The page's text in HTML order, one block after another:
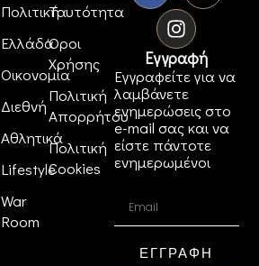
Πολιτική
Ελλάδα
Οικονομία
Διεθνή
Αθλητικά
Lifestyle
War
Room
Ταυτότητα
Όροι
Χρήσης
Πολιτική
Απορρήτου
Πολιτική
Cookies
Εγγραφή
Εγγραφείτε για να
λαμβάνετε
ενημερώσεις στο
e-mail σας και να
είστε πάντοτε
ενημερωμένοι
ΕΓΓΡΑΦΗ